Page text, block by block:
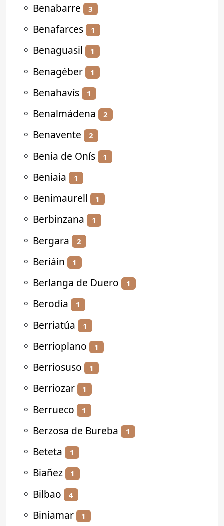
⚬ Benabarre 3
⚬ Benafarces 1
⚬ Benaguasil 1
⚬ Benagéber 1
⚬ Benahavís 1
⚬ Benalmádena 2
⚬ Benavente 2
⚬ Benia de Onís 1
⚬ Beniaia 1
⚬ Benimaurell 1
⚬ Berbinzana 1
⚬ Bergara 2
⚬ Beriáin 1
⚬ Berlanga de Duero 1
⚬ Berodia 1
⚬ Berriatúa 1
⚬ Berrioplano 1
⚬ Berriosuso 1
⚬ Berriozar 1
⚬ Berrueco 1
⚬ Berzosa de Bureba 1
⚬ Beteta 1
⚬ Biañez 1
⚬ Bilbao 4
⚬ Biniamar 1